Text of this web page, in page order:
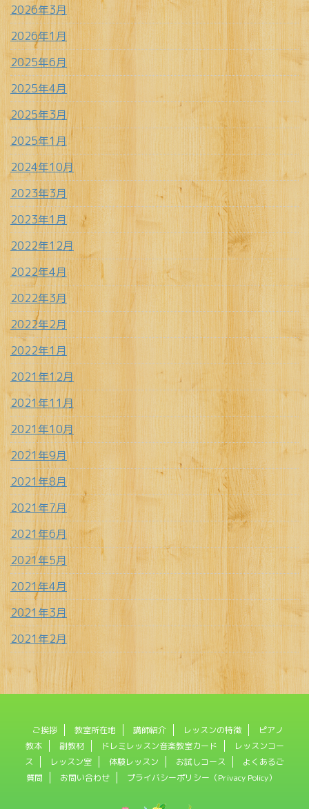
2026年3月
2026年1月
2025年6月
2025年4月
2025年3月
2025年1月
2024年10月
2023年3月
2023年1月
2022年12月
2022年4月
2022年3月
2022年2月
2022年1月
2021年12月
2021年11月
2021年10月
2021年9月
2021年8月
2021年7月
2021年6月
2021年5月
2021年4月
2021年3月
2021年2月
ご挨拶 教室所在地 講師紹介 レッスンの特徴
ピアノ
教本
副教材 ドレミレッスン音楽教室カード
レッスンコー
ス
レッスン室 体験レッスン お試しコース
よくあるご
質問
お問い合わせ プライバシーポリシー（Privacy Policy）